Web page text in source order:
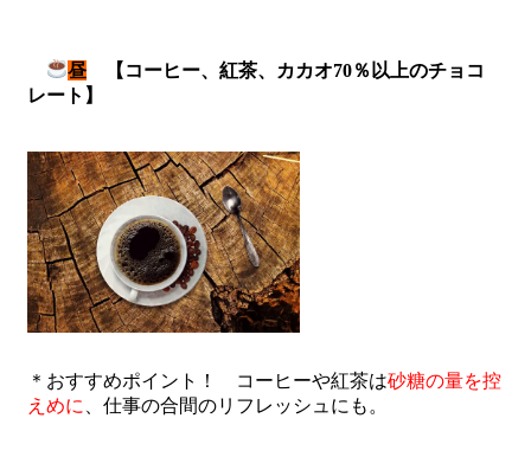
昼 【コーヒー、紅茶、カカオ70％以上のチョコ
レート】
＊おすすめポイント！ コーヒーや紅茶は砂糖の量を控
えめに
、仕事の合間のリフレッシュにも。